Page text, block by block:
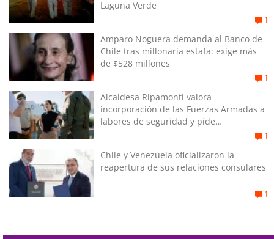
Laguna Verde
1
Amparo Noguera demanda al Banco de
Chile tras millonaria estafa: exige más
de $528 millones
1
Alcaldesa Ripamonti valora
incorporación de las Fuerzas Armadas a
labores de seguridad y pide
1
Chile y Venezuela oficializaron la
reapertura de sus relaciones consulares
1